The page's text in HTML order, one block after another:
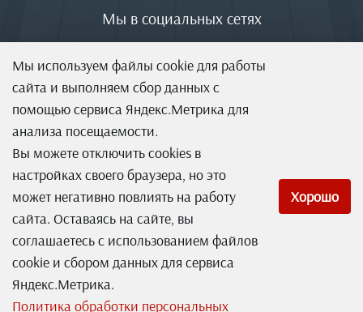
Мы используем файлы cookie для работы
сайта и выполняем сбор данных с
помощью сервиса Яндекс.Метрика для
анализа посещаемости.
Вы можете отключить cookies в
настройках своего браузера, но это
может негативно повлиять на работу
сайта. Оставаясь на сайте, вы
соглашаетесь с использованием файлов
cookie и сбором данных для сервиса
Яндекс.Метрика.
Политика обработки персональных
Хорошо
Мы в социальных сетях
Система оперативного управления компанией
Лицензионное соглашение (EULA)